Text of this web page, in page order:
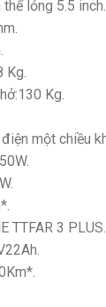
thể lỏng 5.5 inch.
Kg.
Kg.
một chiều
TTFAR 3 PLUS.